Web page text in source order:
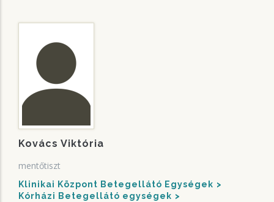
Kovács Viktória
mentőtiszt
Klinikai Központ Betegellátó Egységek
Kórházi Betegellátó egységek